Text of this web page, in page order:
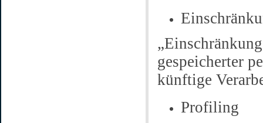
gespeicherter
künftige
Profiling